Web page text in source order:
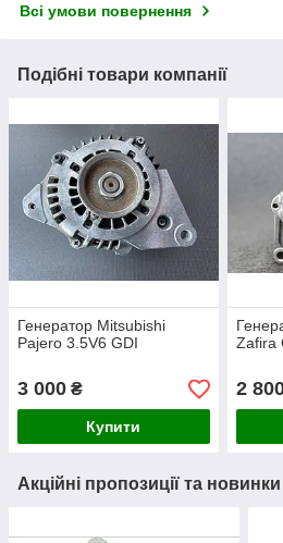
Всі умови повернення
Подібні товари компанії
Генератор Mitsubishi
Pajero 3.5V6 GDI
3 000 ₴
Купити
Zafira
2
Акційні пропозиції та новинки